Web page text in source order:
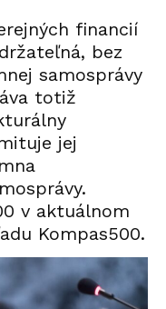
financií
bez
samosprávy
totiž
jej
v aktuálnom
Kompas500.